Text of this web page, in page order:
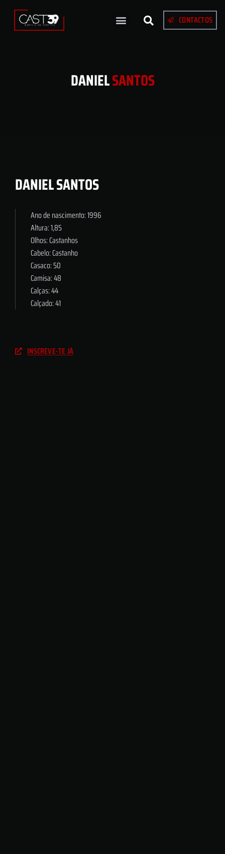
CONTACTOS
DANIELSANTOS
DANIEL SANTOS
Ano de nascimento: 1996
Altura: 1,85
Olhos: Castanhos
Cabelo: Castanho
Casaco: 50
Camisa: 48
Calças: 44
Calçado: 41
INSCREVE-TE JÁ